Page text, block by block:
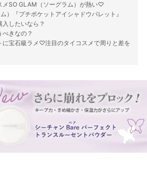
メSO GLAM（ソーグラム）が熱い♡
）『プチポケットアイシャドウパレット』
したいなら？
べきなの？
に宝石級ラメ♡注目のタイコスメで周りと差を